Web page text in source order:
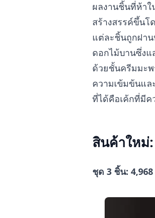
ผลงานชิ้นที่ห้าใ
สร้างสรรค์ขึ้นโ
แต่ละชิ้นถูกฝาน
ดอกไม้บานซึ่งแ
ด้วยชั้นครีมมะพ
ความเข้มข้นแล
ที่ได้คือเค้กที่มีค
สินค้าใหม่
ชุด 3 ชิ้น: